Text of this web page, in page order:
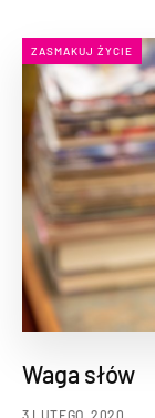
ZASMAKUJ ŻYCIE
Waga słów